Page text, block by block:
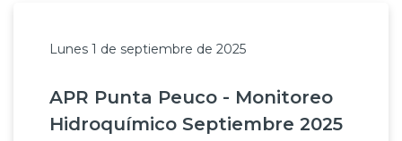
Lunes 1 de septiembre de 2025
APR Punta Peuco - Monitoreo
Hidroquímico Septiembre 2025